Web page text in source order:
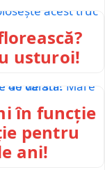
usturoi!
în funcție
pentru
ani!